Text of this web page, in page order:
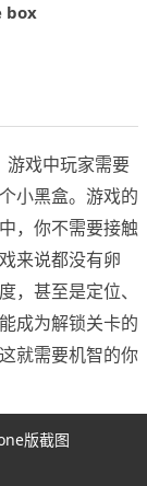
box
游戏中玩家需要
小黑盒。游戏的
，你不需要接触
来说都没有卵
，甚至是定位、
成为解锁关卡的
就需要机智的你
版截图